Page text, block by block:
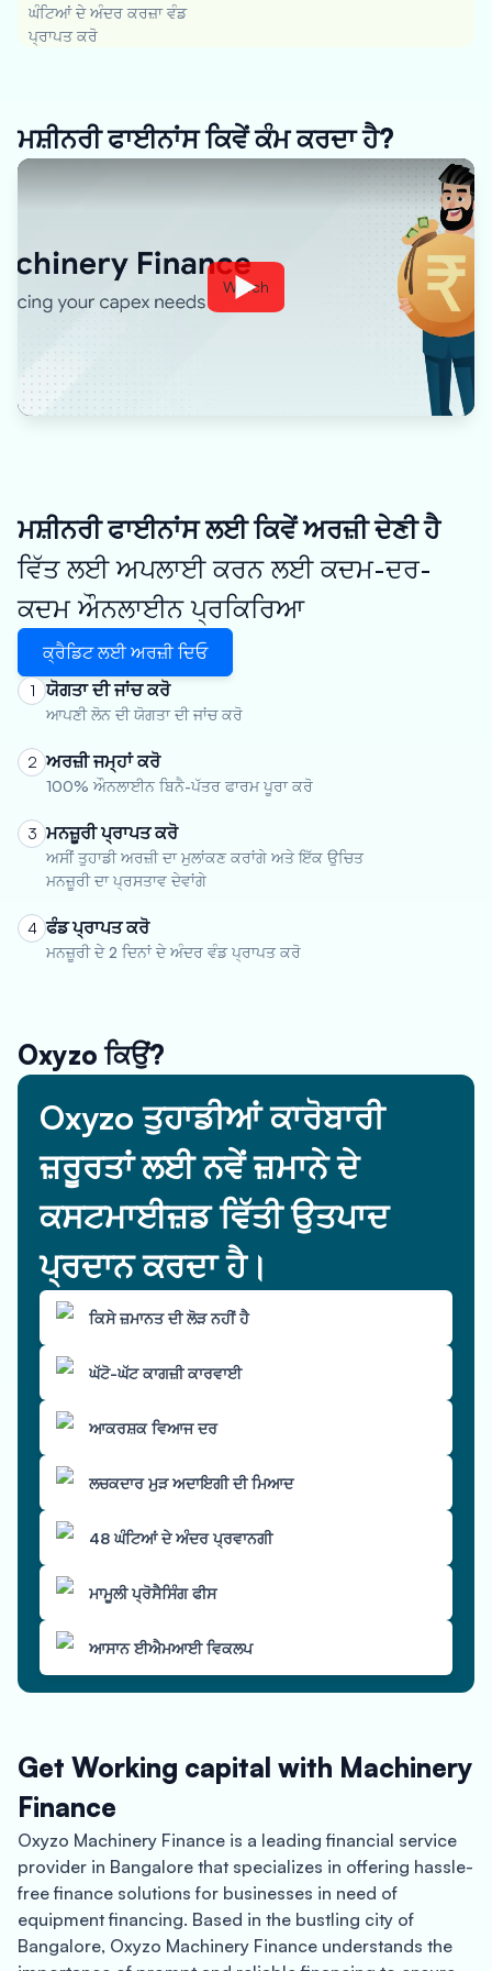
ਘੰਟਿਆਂ ਦੇ ਅੰਦਰ ਕਰਜ਼ਾ ਵੰਡ
ਪ੍ਰਾਪਤ ਕਰੋ
ਮਸ਼ੀਨਰੀ ਫਾਈਨਾਂਸ ਕਿਵੇਂ ਕੰਮ ਕਰਦਾ ਹੈ?
Watch
ਮਸ਼ੀਨਰੀ ਫਾਈਨਾਂਸ ਲਈ ਕਿਵੇਂ ਅਰਜ਼ੀ ਦੇਣੀ ਹੈ
ਵਿੱਤ ਲਈ ਅਪਲਾਈ ਕਰਨ ਲਈ ਕਦਮ-ਦਰ-
ਕਦਮ ਔਨਲਾਈਨ ਪ੍ਰਕਿਰਿਆ
ਕ੍ਰੈਡਿਟ ਲਈ ਅਰਜ਼ੀ ਦਿਓ
1 ਯੋਗਤਾ ਦੀ ਜਾਂਚ ਕਰੋ
ਆਪਣੀ ਲੋਨ ਦੀ ਯੋਗਤਾ ਦੀ ਜਾਂਚ ਕਰੋ
2 ਅਰਜ਼ੀ ਜਮ੍ਹਾਂ ਕਰੋ
100% ਔਨਲਾਈਨ ਬਿਨੈ-ਪੱਤਰ ਫਾਰਮ ਪੂਰਾ ਕਰੋ
3 ਮਨਜ਼ੂਰੀ ਪ੍ਰਾਪਤ ਕਰੋ
ਅਸੀਂ ਤੁਹਾਡੀ ਅਰਜ਼ੀ ਦਾ ਮੁਲਾਂਕਣ ਕਰਾਂਗੇ ਅਤੇ ਇੱਕ ਉਚਿਤ
ਮਨਜ਼ੂਰੀ ਦਾ ਪ੍ਰਸਤਾਵ ਦੇਵਾਂਗੇ
4 ਫੰਡ ਪ੍ਰਾਪਤ ਕਰੋ
ਮਨਜ਼ੂਰੀ ਦੇ 2 ਦਿਨਾਂ ਦੇ ਅੰਦਰ ਵੰਡ ਪ੍ਰਾਪਤ ਕਰੋ
Oxyzo ਕਿਉਂ?
Oxyzo ਤੁਹਾਡੀਆਂ ਕਾਰੋਬਾਰੀ
ਜ਼ਰੂਰਤਾਂ ਲਈ ਨਵੇਂ ਜ਼ਮਾਨੇ ਦੇ
ਕਸਟਮਾਈਜ਼ਡ ਵਿੱਤੀ ਉਤਪਾਦ
ਪ੍ਰਦਾਨ ਕਰਦਾ ਹੈ।
ਕਿਸੇ ਜ਼ਮਾਨਤ ਦੀ ਲੋੜ ਨਹੀਂ ਹੈ
ਘੱਟੋ-ਘੱਟ ਕਾਗਜ਼ੀ ਕਾਰਵਾਈ
ਆਕਰਸ਼ਕ ਵਿਆਜ ਦਰ
ਲਚਕਦਾਰ ਮੁੜ ਅਦਾਇਗੀ ਦੀ ਮਿਆਦ
48 ਘੰਟਿਆਂ ਦੇ ਅੰਦਰ ਪ੍ਰਵਾਨਗੀ
ਮਾਮੂਲੀ ਪ੍ਰੋਸੈਸਿੰਗ ਫੀਸ
ਆਸਾਨ ਈਐਮਆਈ ਵਿਕਲਪ
Get Working capital with Machinery
Finance
Oxyzo Machinery Finance is a leading financial service
provider in Bangalore that specializes in offering hassle-
free finance solutions for businesses in need of
equipment financing. Based in the bustling city of
Bangalore, Oxyzo Machinery Finance understands the